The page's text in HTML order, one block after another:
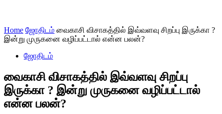
Home ஜோதிடம் வைகாசி விசாகத்தில் இவ்வளவு சிறப்பு இருக்கா ?
இன்று முருகனை வழிப்பட்டால் என்ன பலன்?
ஜோதிடம்
வைகாசி விசாகத்தில் இவ்வளவு சிறப்பு
இருக்கா ? இன்று முருகனை வழிப்பட்டால்
என்ன பலன்?